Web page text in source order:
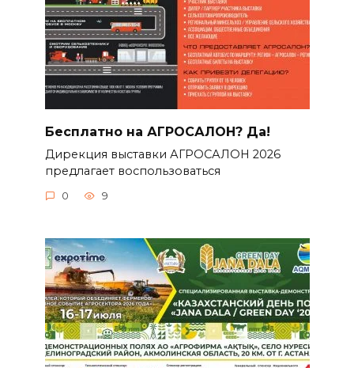
Бесплатно на АГРОСАЛОН? Да!
Дирекция выставки АГРОСАЛОН 2026
предлагает воспользоваться
0 9